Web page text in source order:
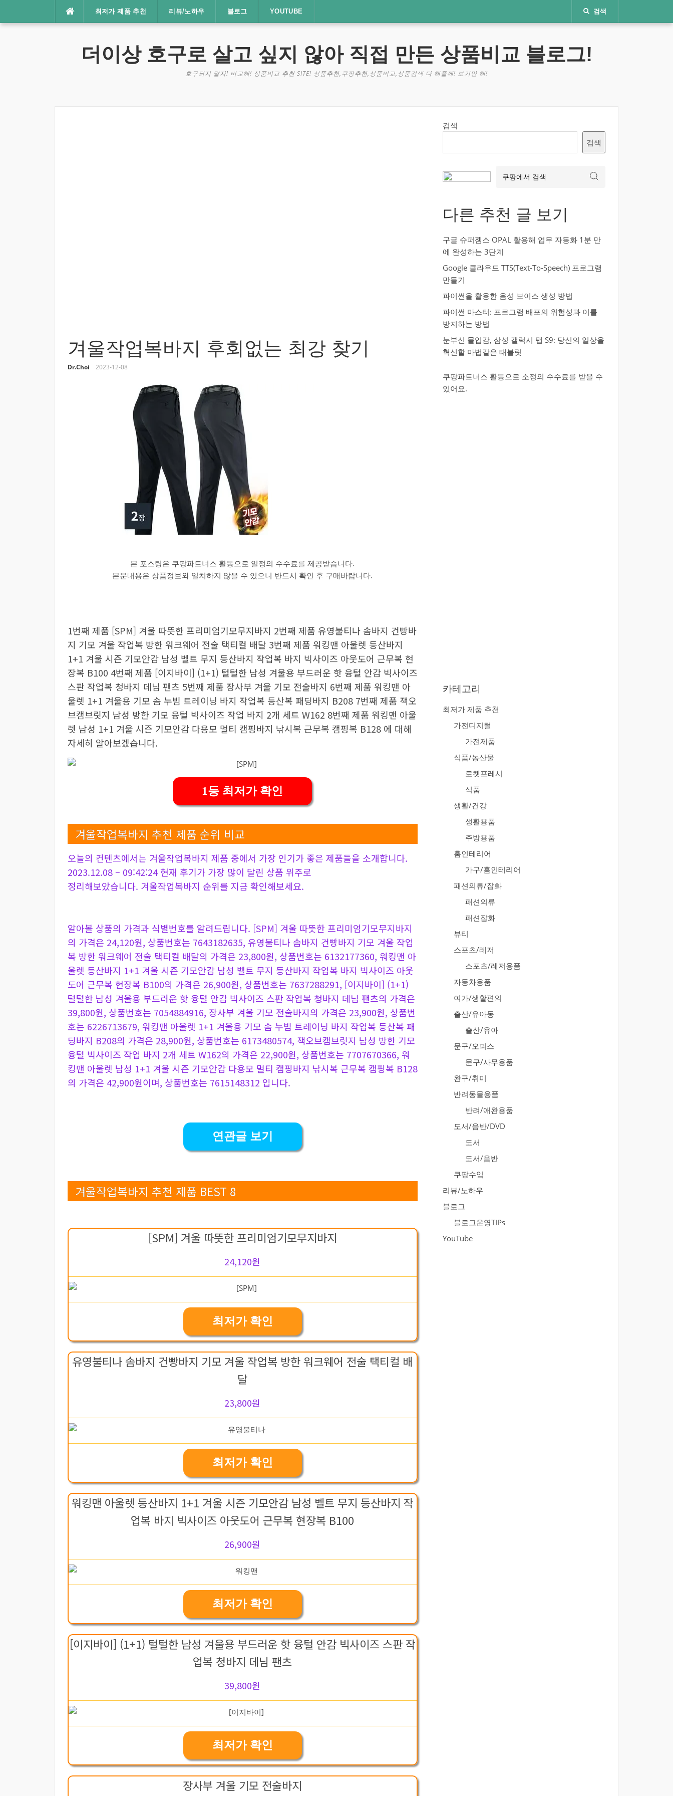
최저가 제품 추천 리뷰/노하우 블로그 YOUTUBE 검색
더이상 호구로 살고 싶지 않아 직접 만든 상품비교 블로그!
호구되지 말자! 비교해! 상품비교 추천 SITE! 상품추천,쿠팡추천,상품비교,상품검색 다 해줄께! 보기만 해!
겨울작업복바지 후회없는 최강 찾기
Dr.Choi 2023-12-08
본 포스팅은 쿠팡파트너스 활동으로 일정의 수수료를 제공받습니다.
본문내용은 상품정보와 일치하지 않을 수 있으니 반드시 확인 후 구매바랍니다.
1번째 제품 [SPM] 겨울 따뜻한 프리미엄기모무지바지 2번째 제품 유영불티나 솜바지 건빵바
지 기모 겨울 작업복 방한 워크웨어 전술 택티컬 배달 3번째 제품 워킹맨 아울렛 등산바지
1+1 겨울 시즌 기모안감 남성 벨트 무지 등산바지 작업복 바지 빅사이즈 아웃도어 근무복 현
장복 B100 4번째 제품 [이지바이] (1+1) 털털한 남성 겨울용 부드러운 핫 융털 안감 빅사이즈
스판 작업복 청바지 데님 팬츠 5번째 제품 장사부 겨울 기모 전술바지 6번째 제품 워킹맨 아
울렛 1+1 겨울용 기모 솜 누빔 트레이닝 바지 작업복 등산복 패딩바지 B208 7번째 제품 잭오
브캠브릿지 남성 방한 기모 융털 빅사이즈 작업 바지 2개 세트 W162 8번째 제품 워킹맨 아울
렛 남성 1+1 겨울 시즌 기모안감 다용모 멀티 캠핑바지 낚시복 근무복 캠핑복 B128 에 대해
자세히 알아보겠습니다.
1등 최저가 확인
겨울작업복바지 추천 제품 순위 비교
오늘의 컨텐츠에서는 겨울작업복바지 제품 중에서 가장 인기가 좋은 제품들을 소개합니다.
2023.12.08 – 09:42:24 현재 후기가 가장 많이 달린 상품 위주로
정리해보았습니다. 겨울작업복바지 순위를 지금 확인해보세요.
알아볼 상품의 가격과 식별번호를 알려드립니다. [SPM] 겨울 따뜻한 프리미엄기모무지바지
의 가격은 24,120원, 상품번호는 7643182635, 유영불티나 솜바지 건빵바지 기모 겨울 작업
복 방한 워크웨어 전술 택티컬 배달의 가격은 23,800원, 상품번호는 6132177360, 워킹맨 아
울렛 등산바지 1+1 겨울 시즌 기모안감 남성 벨트 무지 등산바지 작업복 바지 빅사이즈 아웃
도어 근무복 현장복 B100의 가격은 26,900원, 상품번호는 7637288291, [이지바이] (1+1)
털털한 남성 겨울용 부드러운 핫 융털 안감 빅사이즈 스판 작업복 청바지 데님 팬츠의 가격은
39,800원, 상품번호는 7054884916, 장사부 겨울 기모 전술바지의 가격은 23,900원, 상품번
호는 6226713679, 워킹맨 아울렛 1+1 겨울용 기모 솜 누빔 트레이닝 바지 작업복 등산복 패
딩바지 B208의 가격은 28,900원, 상품번호는 6173480574, 잭오브캠브릿지 남성 방한 기모
융털 빅사이즈 작업 바지 2개 세트 W162의 가격은 22,900원, 상품번호는 7707670366, 워
킹맨 아울렛 남성 1+1 겨울 시즌 기모안감 다용모 멀티 캠핑바지 낚시복 근무복 캠핑복 B128
의 가격은 42,900원이며, 상품번호는 7615148312 입니다.
연관글 보기
겨울작업복바지 추천 제품 BEST 8
[SPM] 겨울 따뜻한 프리미엄기모무지바지
24,120원
최저가 확인
유영불티나 솜바지 건빵바지 기모 겨울 작업복 방한 워크웨어 전술 택티컬 배
달
23,800원
최저가 확인
워킹맨 아울렛 등산바지 1+1 겨울 시즌 기모안감 남성 벨트 무지 등산바지 작
업복 바지 빅사이즈 아웃도어 근무복 현장복 B100
26,900원
최저가 확인
[이지바이] (1+1) 털털한 남성 겨울용 부드러운 핫 융털 안감 빅사이즈 스판 작
업복 청바지 데님 팬츠
39,800원
최저가 확인
장사부 겨울 기모 전술바지
검색
검색
다른 추천 글 보기
구글 슈퍼젬스 OPAL 활용해 업무 자동화 1분 만
에 완성하는 3단계
Google 클라우드 TTS(Text-To-Speech) 프로그램
만들기
파이썬을 활용한 음성 보이스 생성 방법
파이썬 마스터: 프로그램 배포의 위험성과 이를
방지하는 방법
눈부신 몰입감, 삼성 갤럭시 탭 S9: 당신의 일상을
혁신할 마법같은 태블릿
쿠팡파트너스 활동으로 소정의 수수료를 받을 수
있어요.
카테고리
최저가 제품 추천
가전디지털
가전제품
식품/농산물
로켓프레시
식품
생활/건강
생활용품
주방용품
홈인테리어
가구/홈인테리어
패션의류/잡화
패션의류
패션잡화
뷰티
스포츠/레저
스포츠/레저용품
자동차용품
여가/생활편의
출산/유아동
출산/유아
문구/오피스
문구/사무용품
완구/취미
반려동물용품
반려/애완용품
도서/음반/DVD
도서
도서/음반
쿠팡수입
리뷰/노하우
블로그
블로그운영TIPs
YouTube